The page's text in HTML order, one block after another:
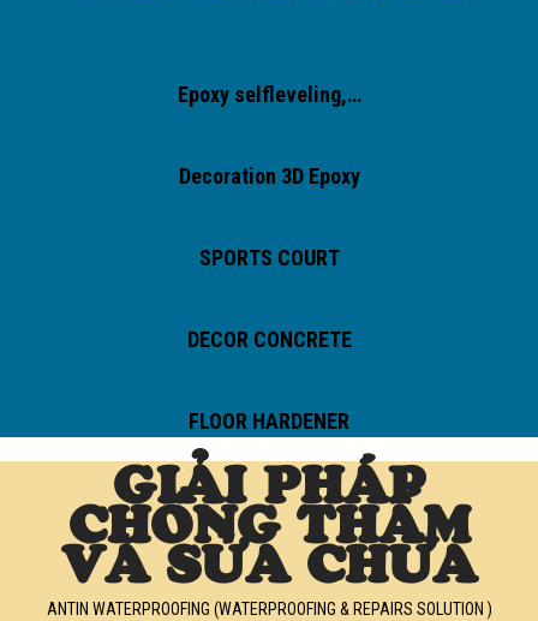
Epoxy selfleveling,…
Decoration 3D Epoxy
SPORTS COURT
DECOR CONCRETE
FLOOR HARDENER
GIẢI PHÁP
CHỐNG THẤM
VÀ SỬA CHỮA
ANTIN WATERPROOFING (WATERPROOFING & REPAIRS SOLUTION )